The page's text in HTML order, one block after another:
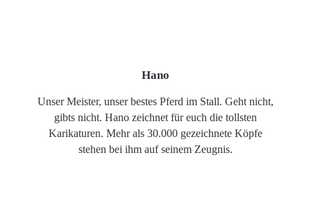
Hano
Unser Meister, unser bestes Pferd im Stall. Geht nicht,
gibts nicht. Hano zeichnet für euch die tollsten
Karikaturen. Mehr als 30.000 gezeichnete Köpfe
stehen bei ihm auf seinem Zeugnis.